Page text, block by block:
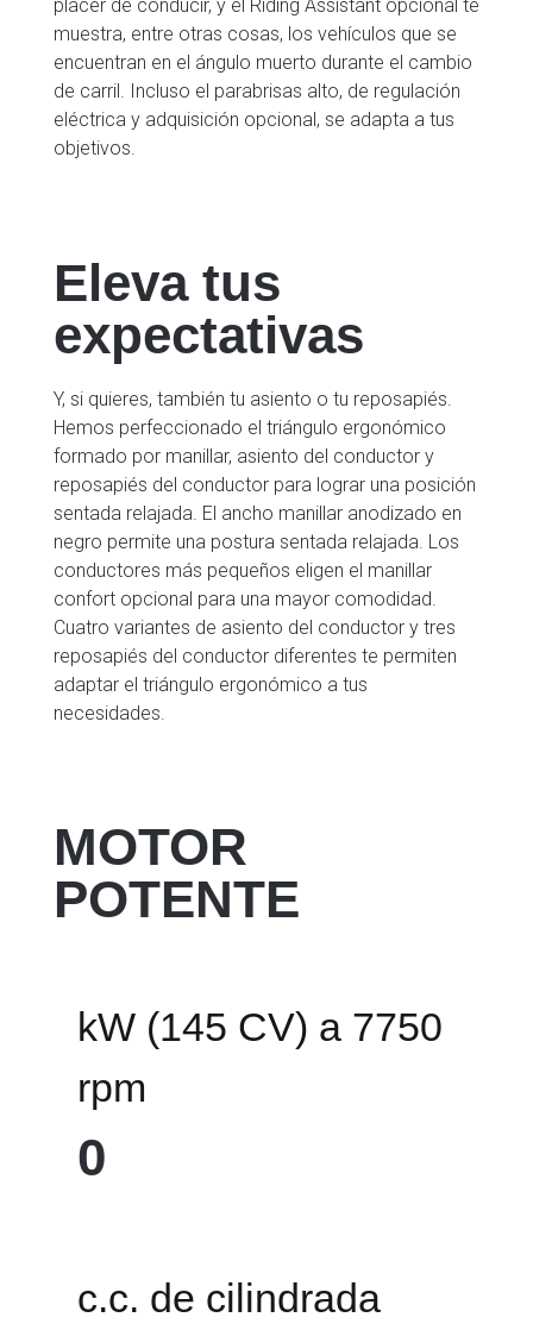
placer de conducir, y el Riding Assistant opcional te
muestra, entre otras cosas, los vehículos que se
encuentran en el ángulo muerto durante el cambio
de carril. Incluso el parabrisas alto, de regulación
eléctrica y adquisición opcional, se adapta a tus
objetivos.
Eleva tus
expectativas
Y, si quieres, también tu asiento o tu reposapiés.
Hemos perfeccionado el triángulo ergonómico
formado por manillar, asiento del conductor y
reposapiés del conductor para lograr una posición
sentada relajada. El ancho manillar anodizado en
negro permite una postura sentada relajada. Los
conductores más pequeños eligen el manillar
confort opcional para una mayor comodidad.
Cuatro variantes de asiento del conductor y tres
reposapiés del conductor diferentes te permiten
adaptar el triángulo ergonómico a tus
necesidades.
MOTOR
POTENTE
kW (145 CV) a 7750
rpm
0
c.c. de cilindrada